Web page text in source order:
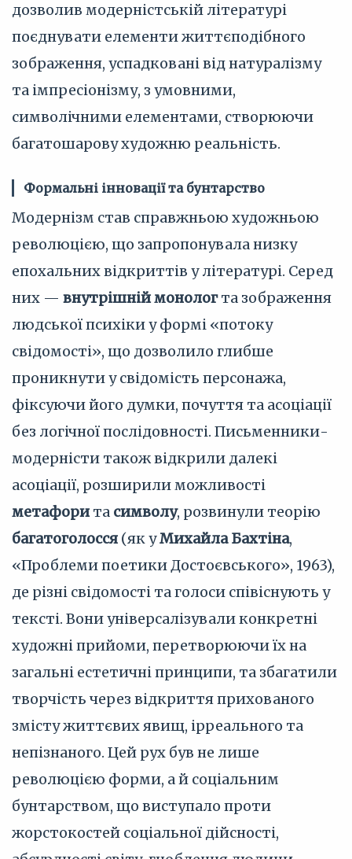
дозволив модерністській літературі
поєднувати елементи життєподібного
зображення, успадковані від натуралізму
та імпресіонізму, з умовними,
символічними елементами, створюючи
багатошарову художню реальність.
Формальні інновації та бунтарство
Модернізм став справжньою художньою
революцією, що запропонувала низку
епохальних відкриттів у літературі. Серед
них — внутрішній монологта зображення
людської психіки у формі «потоку
свідомості», що дозволило глибше
проникнути у свідомість персонажа,
фіксуючи його думки, почуття та асоціації
без логічної послідовності. Письменники-
модерністи також відкрили далекі
асоціації, розширили можливості
метафорита символу, розвинули теорію
багатоголосся (як уМихайла Бахтіна,
«Проблеми поетики Достоєвського», 1963),
де різні свідомості та голоси співіснують у
тексті. Вони універсалізували конкретні
художні прийоми, перетворюючи їх на
загальні естетичні принципи, та збагатили
творчість через відкриття прихованого
змісту життєвих явищ, ірреального та
непізнаного. Цей рух був не лише
революцією форми, а й соціальним
бунтарством, що виступало проти
жорстокостей соціальної дійсності,